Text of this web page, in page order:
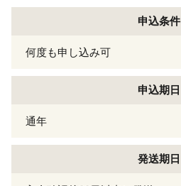
申込条件
何度も申し込み可
申込期日
通年
発送期日